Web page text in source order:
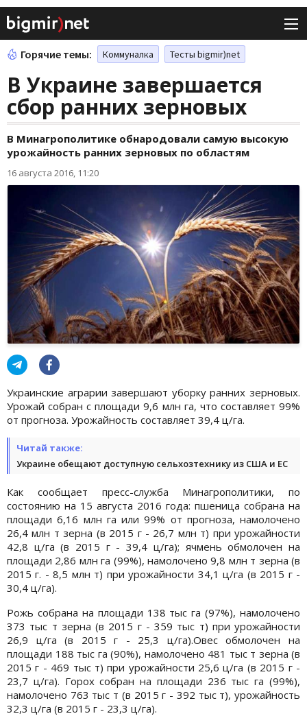
Горячие темы: Коммуналка Тесты bigmir)net
В Украине завершается
сбор ранних зерновых
В Минагрополитике обнародовали самую высокую
урожайность ранних зерновых по областям
16 августа 2016, 11:20
Украинские аграрии завершают уборку ранних зерновых.
Урожай собран с площади 9,6 млн га, что составляет 99%
от прогноза. Урожайность составляет 39,4 ц/га.
Читай также:
Украине обещают доступную сельхозтехнику из США и ЕС
Как сообщает пресс-служба Минагрополитики, по
состоянию на 15 августа 2016 года: пшеница собрана на
площади 6,16 млн га или 99% от прогноза, намолочено
26,4 млн т зерна (в 2015 г - 26,7 млн т) при урожайности
42,8 ц/га (в 2015 г - 39,4 ц/га); ячмень обмолочен на
площади 2,86 млн га (99%), намолочено 9,8 млн т зерна (в
2015 г. - 8,5 млн т) при урожайности 34,1 ц/га (в 2015 г -
30,4 ц/га).
Рожь собрана на площади 138 тыс га (97%), намолочено
373 тыс т зерна (в 2015 г - 359 тыс т) при урожайности
26,9 ц/га (в 2015 г - 25,3 ц/га).Овес обмолочен на
площади 188 тыс га (90%), намолочено 481 тыс т зерна (в
2015 г - 469 тыс т) при урожайности 25,6 ц/га (в 2015 г -
23,7 ц/га). Горох собран на площади 236 тыс га (99%),
намолочено 763 тыс т (в 2015 г - 392 тыс т), урожайность
32,3 ц/га (в 2015 г - 23,3 ц/га).